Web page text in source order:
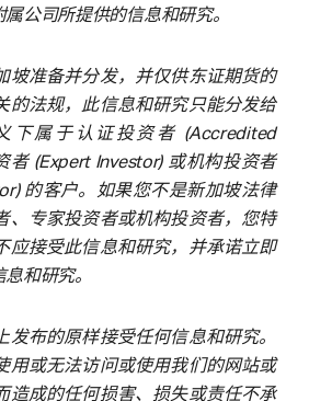
公司所提供的信息和研究。
坡准备并分发，并仅供东证期货的
的法规，此信息和研究只能分发给
下属于认证投资者 (Accredited
者 (Expert Investor) 或机构投资者
的客户。如果您不是新加坡法律
、专家投资者或机构投资者，您特
应接受此信息和研究，并承诺立即
和研究。
布的原样接受任何信息和研究。
用或无法访问或使用我们的网站或
造成的任何损害、损失或责任不承